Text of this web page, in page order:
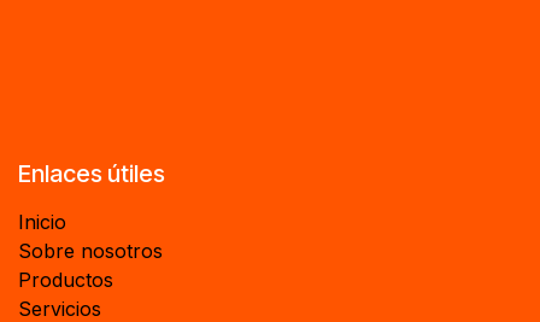
Enlaces útiles
Inicio
Sobre nosotros
Productos
Servicios